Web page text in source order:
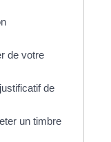
de votre
de
un timbre